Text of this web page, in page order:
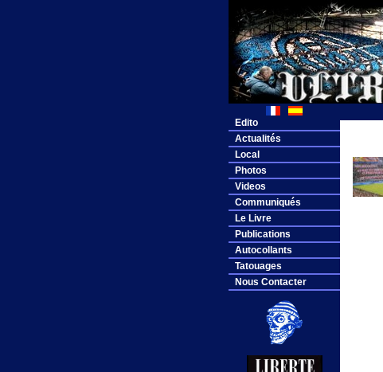
Edito
Actualités
Local
Photos
Videos
Communiqués
Le Livre
Publications
Autocollants
Tatouages
Nous Contacter